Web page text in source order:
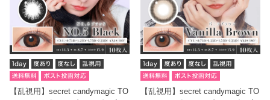
【乱視用】secret candymagic TO
【乱視用】secret candymagic TO